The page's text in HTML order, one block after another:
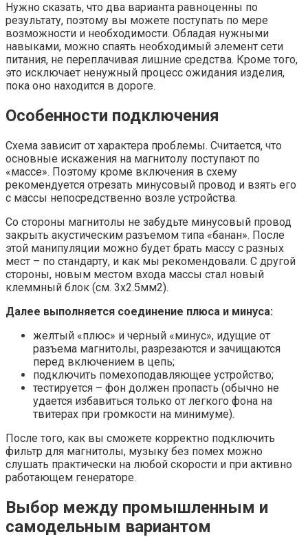
Нужно сказать, что два варианта равноценны по
результату, поэтому вы можете поступать по мере
возможности и необходимости. Обладая нужными
навыками, можно спаять необходимый элемент сети
питания, не переплачивая лишние средства. Кроме того,
это исключает ненужный процесс ожидания изделия,
пока оно находится в дороге.
Особенности подключения
Схема зависит от характера проблемы. Считается, что
основные искажения на магнитолу поступают по
«массе». Поэтому кроме включения в схему
рекомендуется отрезать минусовый провод и взять его
с массы непосредственно возле устройства.
Со стороны магнитолы не забудьте минусовый провод
закрыть акустическим разъемом типа «банан». После
этой манипуляции можно будет брать массу с разных
мест – по стандарту, и как мы рекомендовали. С другой
стороны, новым местом входа массы стал новый
клеммный блок (см. 3х2.5мм2).
Далее выполняется соединение плюса и минуса:
желтый «плюс» и черный «минус», идущие от
разъема магнитолы, разрезаются и зачищаются
перед включением в цепь;
подключить помехоподавляющее устройство;
тестируется – фон должен пропасть (обычно не
удается избавиться только от легкого фона на
твитерах при громкости на минимуме).
После того, как вы сможете корректно подключить
фильтр для магнитолы, музыку без помех можно
слушать практически на любой скорости и при активно
работающем генераторе.
Выбор между промышленным и
самодельным вариантом